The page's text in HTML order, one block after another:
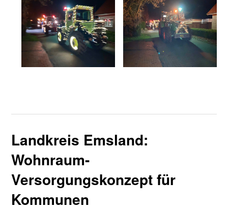
Landkreis Emsland:
Wohnraum-
Versorgungskonzept für
Kommunen